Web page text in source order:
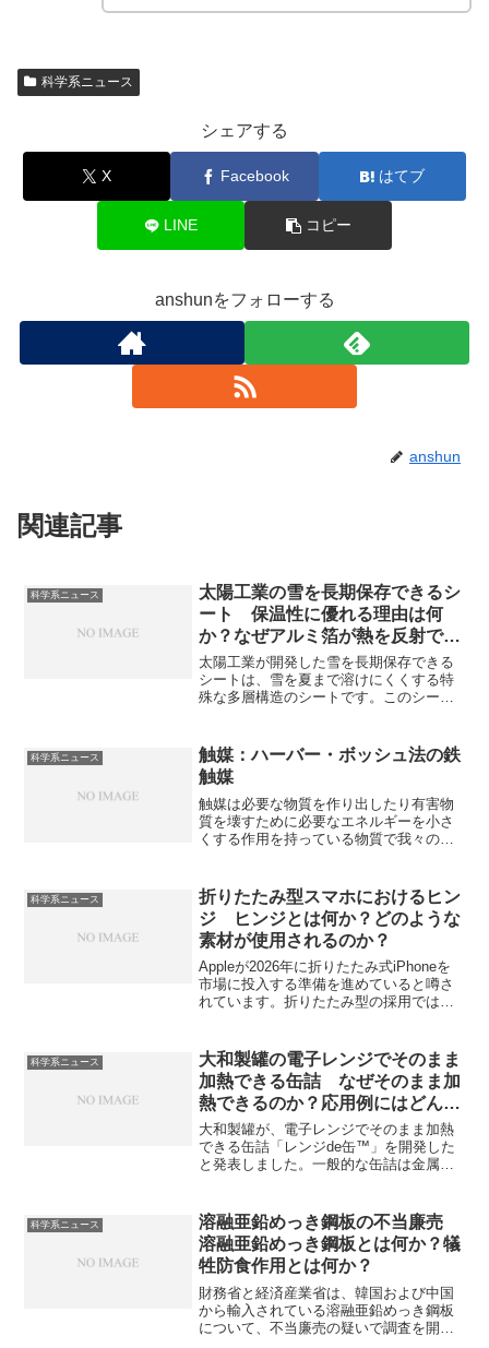
科学系ニュース
シェアする
X Facebook はてブ
LINE コピー
anshunをフォローする
anshun
関連記事
科学系ニュース
太陽工業の雪を長期保存できるシ
ート 保温性に優れる理由は何
か？なぜアルミ箔が熱を反射でき
るのか？
太陽工業が開発した雪を長期保存できる
シートは、雪を夏まで溶けにくくする特
殊な多層構造のシートです。このシート
に優れています。アルミ箔が熱を反射す
る理由や断熱材の仕組みを知ることがで
きます。
科学系ニュース
触媒：ハーバー・ボッシュ法の鉄
触媒
触媒は必要な物質を作り出したり有害物
質を壊すために必要なエネルギーを小さ
くする作用を持っている物質で我々の生
中の窒素と水素を反応させてアンモニア
を作る際の触媒で、大量の化学肥料を安
く生産できるようになっています。鉄触
媒の特徴やメカニズムを知ることができ
ます。
科学系ニュース
折りたたみ型スマホにおけるヒン
ジ ヒンジとは何か？どのような
素材が使用されるのか？
Appleが2026年に折りたたみ式iPhoneを
市場に投入する準備を進めていると噂さ
れています。折りたたみ型の採用では、
度が増加すると考えられます。ヒンジと
は何か、どのような素材が使用されるの
かを知ることができます。
科学系ニュース
大和製罐の電子レンジでそのまま
加熱できる缶詰 なぜそのまま加
熱できるのか？応用例にはどんな
ものがあるのか？
大和製罐が、電子レンジでそのまま加熱
できる缶詰「レンジde缶™」を開発した
と発表しました。一般的な缶詰は金属製
加熱をすることができません。なぜ電子
レンジでの加熱が可能になったのか、そ
の応用にはどんなものがあるのかを知る
ことができます。
科学系ニュース
溶融亜鉛めっき鋼板の不当廉売
溶融亜鉛めっき鋼板とは何か？犠
牲防食作用とは何か？
財務省と経済産業省は、韓国および中国
から輸入されている溶融亜鉛めっき鋼板
について、不当廉売の疑いで調査を開始